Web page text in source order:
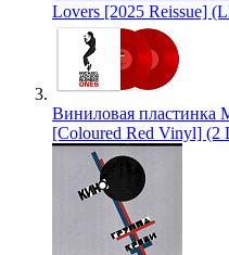
Lovers [2025 Reissue]
Виниловая пластинка
[Coloured Red Vinyl] (2